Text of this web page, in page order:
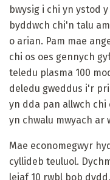
bwysig i chi yn ystod
byddwch chi'n talu
o arian. Pam mae
chi os oes gennych
teledu plasma 100
deledu gweddus i'r
yn dda pan allwch
yn chwalu mwyach ar
Mae economegwyr
cyllideb teuluol.
leiaf 10 rwbl bob